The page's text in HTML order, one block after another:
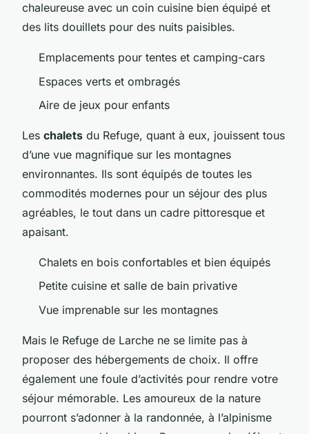
chaleureuse avec un coin cuisine bien équipé et
des lits douillets pour des nuits paisibles.
Emplacements pour tentes et camping-cars
Espaces verts et ombragés
Aire de jeux pour enfants
Les chalets du Refuge, quant à eux, jouissent tous
d’une vue magnifique sur les montagnes
environnantes. Ils sont équipés de toutes les
commodités modernes pour un séjour des plus
agréables, le tout dans un cadre pittoresque et
apaisant.
Chalets en bois confortables et bien équipés
Petite cuisine et salle de bain privative
Vue imprenable sur les montagnes
Mais le Refuge de Larche ne se limite pas à
proposer des hébergements de choix. Il offre
également une foule d’activités pour rendre votre
séjour mémorable. Les amoureux de la nature
pourront s’adonner à la randonnée, à l’alpinisme